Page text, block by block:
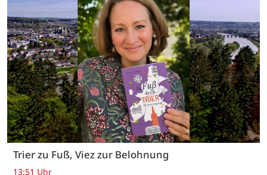
Trier zu Fuß, Viez zur Belohnung
13:51 Uhr